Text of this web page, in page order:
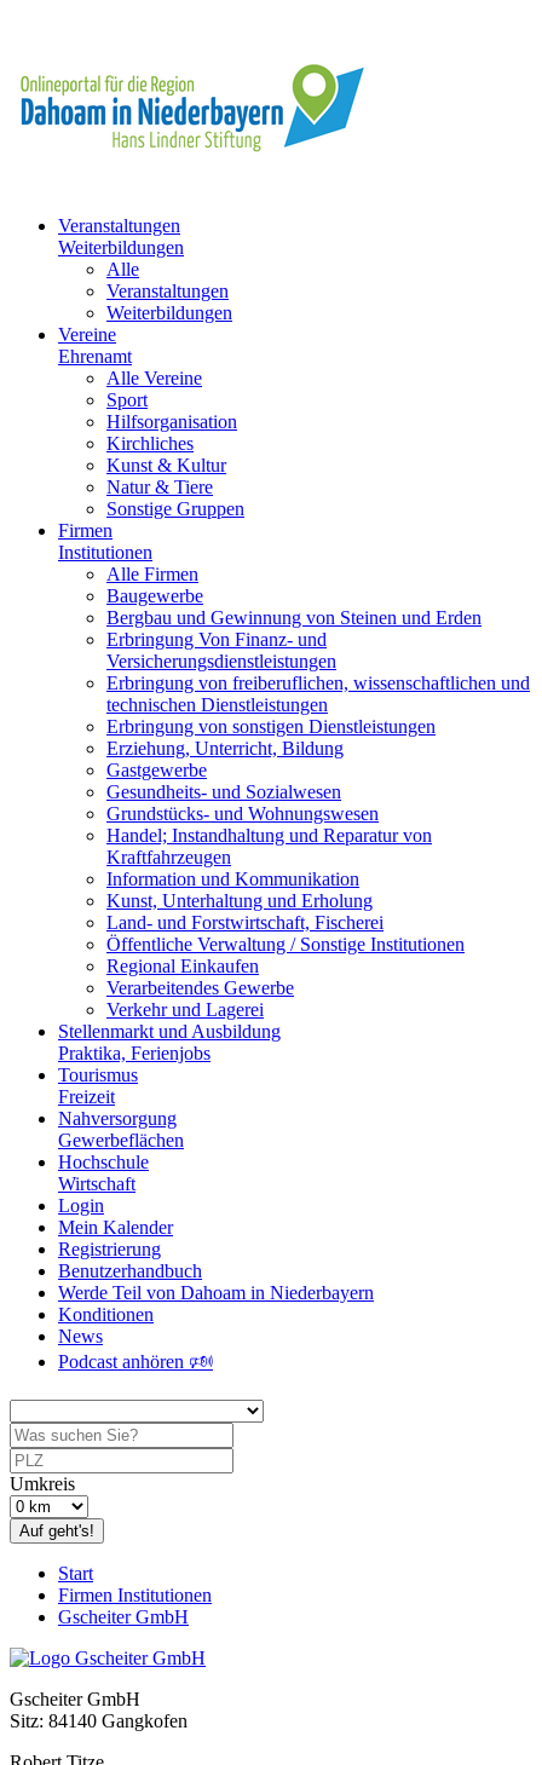
Veranstaltungen
Weiterbildungen
Alle
Veranstaltungen
Weiterbildungen
Vereine
Ehrenamt
Alle Vereine
Sport
Hilfsorganisation
Kirchliches
Kunst & Kultur
Natur & Tiere
Sonstige Gruppen
Firmen
Institutionen
Alle Firmen
Baugewerbe
Bergbau und Gewinnung von Steinen und Erden
Erbringung Von Finanz- und
Versicherungsdienstleistungen
Erbringung von freiberuflichen, wissenschaftlichen und
technischen Dienstleistungen
Erbringung von sonstigen Dienstleistungen
Erziehung, Unterricht, Bildung
Gastgewerbe
Gesundheits- und Sozialwesen
Grundstücks- und Wohnungswesen
Handel; Instandhaltung und Reparatur von
Kraftfahrzeugen
Information und Kommunikation
Kunst, Unterhaltung und Erholung
Land- und Forstwirtschaft, Fischerei
Öffentliche Verwaltung / Sonstige Institutionen
Regional Einkaufen
Verarbeitendes Gewerbe
Verkehr und Lagerei
Stellenmarkt und Ausbildung
Praktika, Ferienjobs
Tourismus
Freizeit
Nahversorgung
Gewerbeflächen
Hochschule
Wirtschaft
Login
Mein Kalender
Registrierung
Benutzerhandbuch
Werde Teil von Dahoam in Niederbayern
Konditionen
News
Podcast anhören 🕬
Umkreis
Auf geht's!
Start
Firmen Institutionen
Gscheiter GmbH
Gscheiter GmbH
Sitz: 84140 Gangkofen